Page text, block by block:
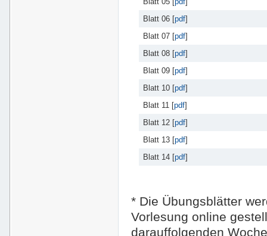
Blatt 06 [pdf]
Blatt 07 [pdf]
Blatt 08 [pdf]
Blatt 09 [pdf]
Blatt 10 [pdf]
Blatt 11 [pdf]
Blatt 12 [pdf]
Blatt 13 [pdf]
Blatt 14 [pdf]
* Die Übungsblätter
Vorlesung online
darauffolgenden